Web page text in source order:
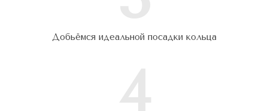
Добьёмся идеальной посадки кольца